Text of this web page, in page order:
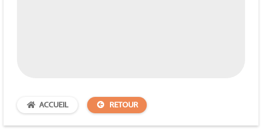
ACCUEIL RETOUR